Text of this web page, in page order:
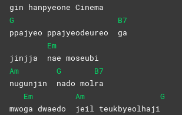
gin hanpyeone Cinema
G
ppajyeo ppajyeodeureo
B7
ga
jinjja
Em
nae moseubi
Am
nugunjin
G
nado mol
B7
ra
mwo
Em
ga dwaedo
Am
jeil teukbyeolhaji
G